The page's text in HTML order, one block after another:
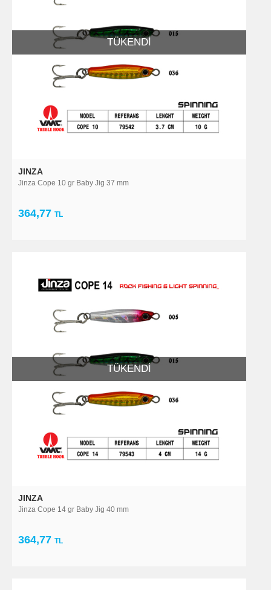
TÜKENDI
JINZA
Jinza Cope 10 gr Baby Jig 37 mm
364,77 TL
TÜKENDI
JINZA
Jinza Cope 14 gr Baby Jig 40 mm
364,77 TL